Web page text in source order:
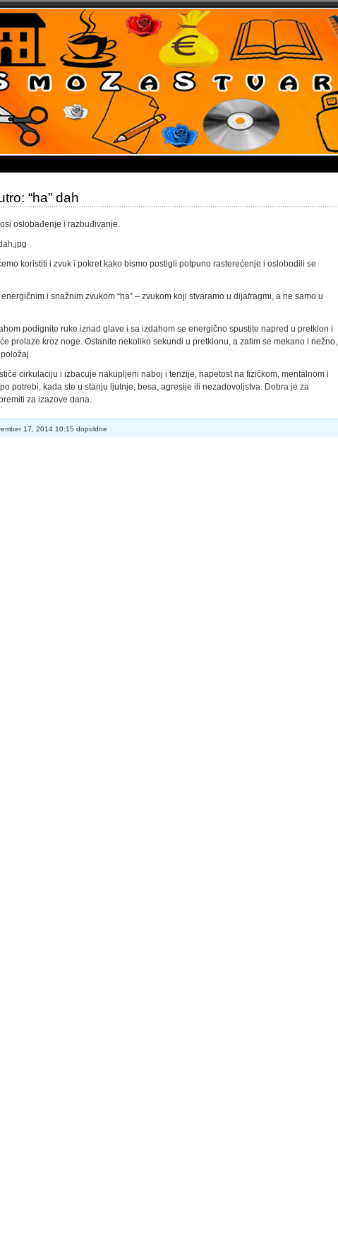
“ha” dah
oslobađenje i razbuđivanje.
koristiti i zvuk i pokret kako bismo postigli potpuno rasterećenje i oslobodili se
i snažnim zvukom “ha” – zvukom koji stvaramo u dijafragmi, a ne samo u
podignite ruke iznad glave i sa izdahom se energično spustite napred u pretklon i
prolaze kroz noge. Ostanite nekoliko sekundi u pretklonu, a zatim se mekano i nežno,
cirkulaciju i izbacuje nakupljeni naboj i tenzije, napetost na fizičkom, mentalnom i
potrebi, kada ste u stanju ljutnje, besa, agresije ili nezadovoljstva. Dobra je za
za izazove dana.
17, 2014 10:15 dopoldne